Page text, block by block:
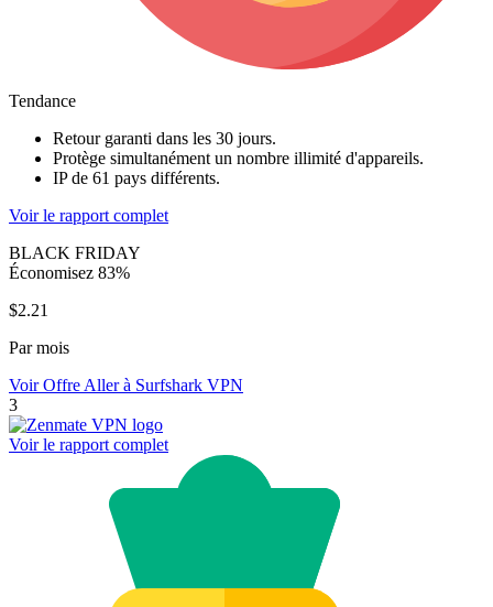
Tendance
Retour garanti dans les 30 jours.
Protège simultanément un nombre illimité d'appareils.
IP de 61 pays différents.
Voir le rapport complet
BLACK FRIDAY
Économisez 83%
$2.21
Par mois
Voir Offre Aller à Surfshark VPN
3
Voir le rapport complet